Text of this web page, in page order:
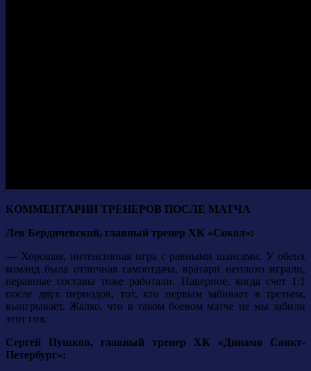
КОММЕНТАРИИ ТРЕНЕРОВ ПОСЛЕ МАТЧА
Лев Бердичевский, главный тренер ХК «Сокол»:
— Хорошая, интенсивная игра с равными шансами. У обеих
команд была отличная самоотдача, вратари неплохо играли,
неравные составы тоже работали. Наверное, когда счет 1:1
после двух периодов, тот, кто первым забивает в третьем,
выигрывает. Жалко, что в таком боевом матче не мы забили
этот гол.
Сергей Пушков, главный тренер ХК «Динамо Санкт-
Петербург»: